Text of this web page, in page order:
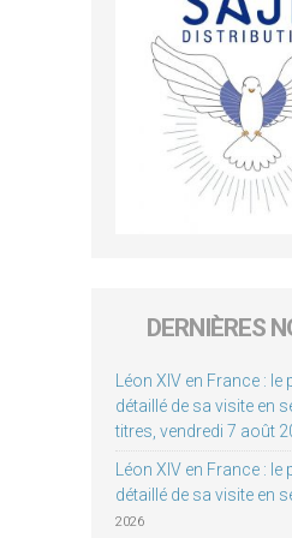
DERNIÈRES
Léon XIV en France :
détaillé de sa visite en
titres, vendredi 7 août
Léon XIV en France :
détaillé de sa visite en
2026